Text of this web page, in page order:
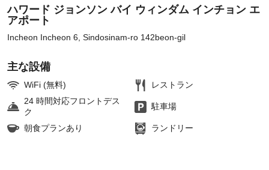
ハワード ジョンソン バイ ウィンダム インチョン エ
アポート
Incheon Incheon 6, Sindosinam-ro 142beon-gil
主な設備
WiFi (無料)
レストラン
24 時間対応フロントデス
ク
駐車場
朝食プランあり ランドリー